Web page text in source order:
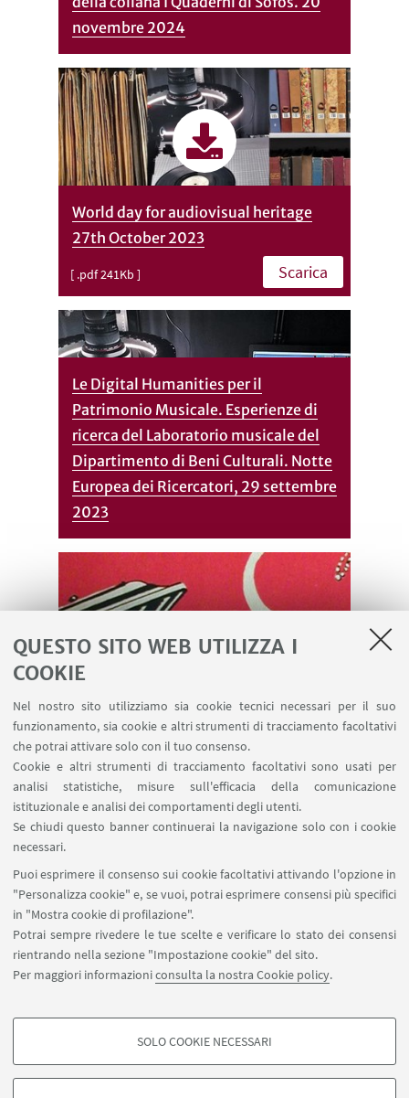
QUESTO SITO WEB UTILIZZA I
COOKIE
Nel nostro sito utilizziamo sia cookie tecnici necessari per il suo
funzionamento, sia cookie e altri strumenti di tracciamento facoltativi
che potrai attivare solo con il tuo consenso.
Cookie e altri strumenti di tracciamento facoltativi sono usati per
analisi statistiche, misure sull'efficacia della comunicazione
istituzionale e analisi dei comportamenti degli utenti.
Se chiudi questo banner continuerai la navigazione solo con i cookie
necessari.
Puoi esprimere il consenso sui cookie facoltativi attivando l'opzione in
"Personalizza cookie" e, se vuoi, potrai esprimere consensi più specifici
in "Mostra cookie di profilazione".
Potrai sempre rivedere le tue scelte e verificare lo stato dei consensi
rientrando nella sezione "Impostazione cookie" del sito.
Per maggiori informazioniconsulta la nostra Cookie policy.
COOKIE DI PROFILAZIONE - FACOLTATIVI
SOLO COOKIE NECESSARI
novembre 2024
World day for audiovisual heritage
27th October 2023
[ .pdf 241Kb ] Scarica
Le Digital Humanities per il
Patrimonio Musicale. Esperienze di
ricerca del Laboratorio musicale del
Dipartimento di Beni Culturali. Notte
Europea dei Ricercatori, 29 settembre
2023
International symposium “78 rpm at
home: Local perspectives on the early
recording industry” 8-11 March 2023,
Zagreb
Giornata di studio: Le collezioni
discografiche e la memoria del canto.
Metodi e prospettive per la
conservazione e lo studio delle fonti